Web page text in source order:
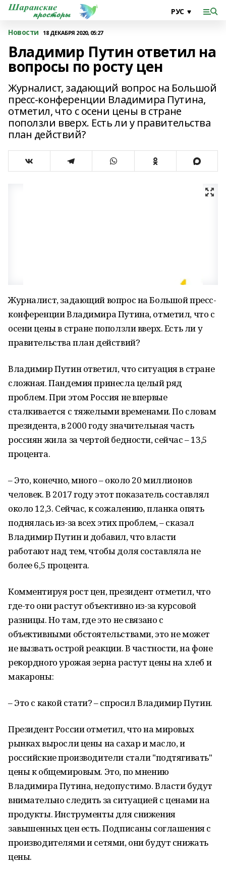
Новости 18 ДЕКАБРЯ 2020, 05:27
Владимир Путин ответил на
вопросы по росту цен
Журналист, задающий вопрос на Большой
пресс-конференции Владимира Путина,
отметил, что с осени цены в стране
поползли вверх. Есть ли у правительства
план действий?
Журналист, задающий вопрос на Большой пресс-
конференции Владимира Путина, отметил, что с
осени цены в стране поползли вверх. Есть ли у
правительства план действий?
Владимир Путин ответил, что ситуация в стране
сложная. Пандемия принесла целый ряд
проблем. При этом Россия не впервые
сталкивается с тяжелыми временами. По словам
президента, в 2000 году значительная часть
россиян жила за чертой бедности, сейчас – 13,5
процента.
– Это, конечно, много – около 20 миллионов
человек. В 2017 году этот показатель составлял
около 12,3. Сейчас, к сожалению, планка опять
поднялась из-за всех этих проблем, – сказал
Владимир Путин и добавил, что власти
работают над тем, чтобы доля составляла не
более 6,5 процента.
Комментируя рост цен, президент отметил, что
где-то они растут объективно из-за курсовой
разницы. Но там, где это не связано с
объективными обстоятельствами, это не может
не вызвать острой реакции. В частности, на фоне
рекордного урожая зерна растут цены на хлеб и
макароны:
– Это с какой стати? – спросил Владимир Путин.
Президент России отметил, что на мировых
рынках выросли цены на сахар и масло, и
российские производители стали "подтягивать"
цены к общемировым. Это, по мнению
Владимира Путина, недопустимо. Власти будут
внимательно следить за ситуацией с ценами на
продукты. Инструменты для снижения
завышенных цен есть. Подписаны соглашения с
производителями и сетями, они будут снижать
цены.